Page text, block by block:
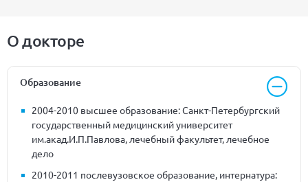
О докторе
Образование
2004-2010 высшее образование: Санкт-Петербургский
государственный медицинский университет
им.акад.И.П.Павлова, лечебный факультет, лечебное
дело
2010-2011 послевузовское образование, интернатура: